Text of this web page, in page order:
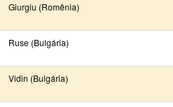
Giurgiu (Romênia)
Ruse (Bulgária)
Vidin (Bulgária)